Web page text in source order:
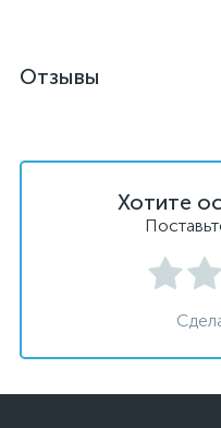
Отзывы
Хотите